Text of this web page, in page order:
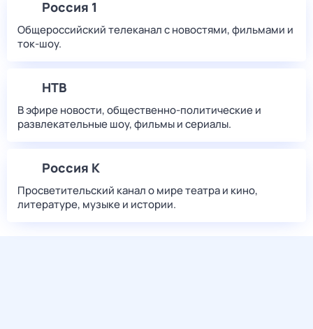
Россия 1
Общероссийский телеканал с новостями, фильмами и
ток-шоу.
НТВ
В эфире новости, общественно-политические и
развлекательные шоу, фильмы и сериалы.
Россия К
Просветительский канал о мире театра и кино,
литературе, музыке и истории.